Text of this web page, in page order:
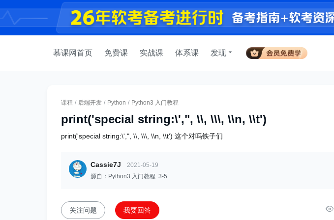
慕课网首页 免费课 实战课 体系课 发现
课程 / 后端开发 / Python / Python3 入门教程
print('special string:\',", \\, \\\, \\n, \\t')
print('special string:\',", \\, \\\, \\n, \\t') 这个对吗铁子们
Cassie7J
2021-05-19
源自：Python3 入门教程 3-5
关注问题 我要回答